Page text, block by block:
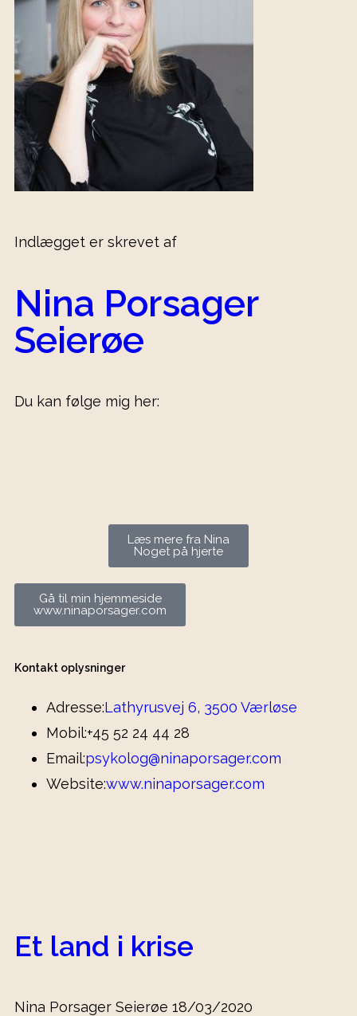
Indlægget er skrevet af
Nina Porsager
Seierøe
Du kan følge mig her:
Læs mere fra Nina
Noget på hjerte
Gå til min hjemmeside
www.ninaporsager.com
Kontakt oplysninger
Adresse:Lathyrusvej 6, 3500 Værløse
Mobil:+45 52 24 44 28
Email:psykolog@ninaporsager.com
Website:www.ninaporsager.com
Et land i krise
Nina Porsager Seierøe 18/03/2020